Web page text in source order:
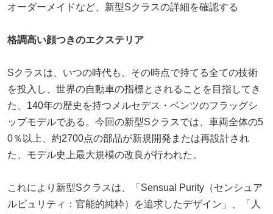
オーダーメイドなど、新型Sクラスの詳細を確認する
格調高い顔つきのエクステリア
Sクラスは、いつの時代も、その時点で持てる全ての技術
を投入し、世界の自動車の指標とされることを目指してき
た、140年の歴史を持つメルセデス・ベンツのフラッグシ
ップモデルである。今回の新型Sクラスでは、車両全体の5
0％以上、約2700点の部品が新規開発または再設計され
た、モデル史上最大規模の改良が行われた。
これにより新型Sクラスは、「Sensual Purity（センシュア
ルピュリティ：官能的純粋）を追求したデザイン」、「人